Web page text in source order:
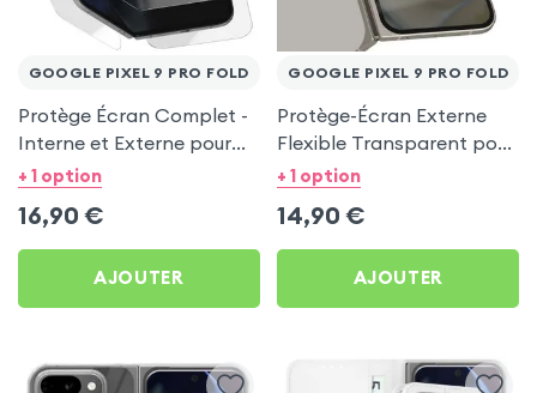
GOOGLE PIXEL 9 PRO FOLD
Protège Écran Complet -
Interne et Externe pour
Google Pixel 9 Pro Fold
+ 1 option
16,90 €
AJOUTER
GOOGLE PIXEL 9 PRO FOLD
Protège-Écran Externe
Flexible Transparent pour
Google Pixel 9 Pro Fold
+ 1 option
14,90 €
AJOUTER